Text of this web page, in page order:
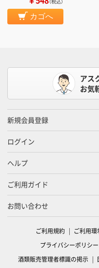
カゴへ
アス
お気
新規会員登録
ログイン
ヘルプ
ご利用ガイド
お問い合わせ
ご利用規約 ご利用
プライバシーポリシー
酒類販売管理者標識の掲示